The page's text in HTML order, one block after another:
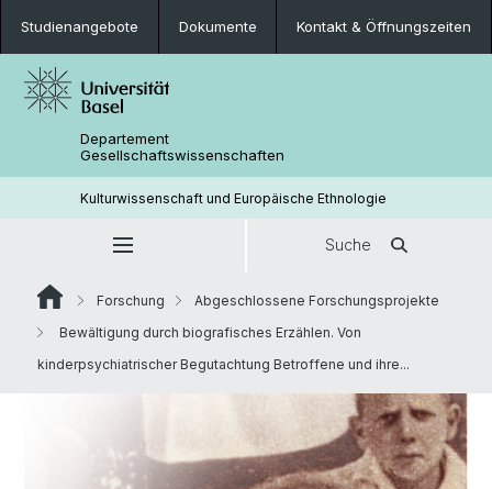
Studienangebote Dokumente Kontakt & Öffnungszeiten
Departement
Gesellschaftswissenschaften
Kulturwissenschaft und Europäische Ethnologie
Suche
Forschung
Abgeschlossene Forschungsprojekte
Bewältigung durch biografisches Erzählen. Von
kinderpsychiatrischer Begutachtung Betroffene und ihre...